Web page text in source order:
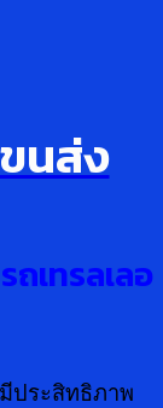
นส่ง
เทรลเลอ
ประสิทธิภาพ